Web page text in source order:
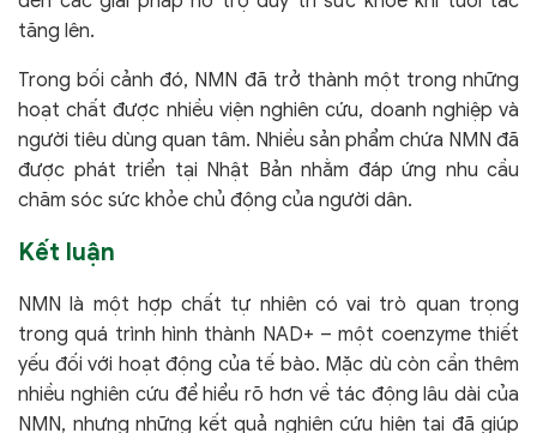
tăng lên.
Trong bối cảnh đó, NMN đã trở thành một trong những
hoạt chất được nhiều viện nghiên cứu, doanh nghiệp và
người tiêu dùng quan tâm. Nhiều sản phẩm chứa NMN đã
được phát triển tại Nhật Bản nhằm đáp ứng nhu cầu
chăm sóc sức khỏe chủ động của người dân.
Kết luận
NMN là một hợp chất tự nhiên có vai trò quan trọng
trong quá trình hình thành NAD+ – một coenzyme thiết
yếu đối với hoạt động của tế bào. Mặc dù còn cần thêm
nhiều nghiên cứu để hiểu rõ hơn về tác động lâu dài của
NMN, nhưng những kết quả nghiên cứu hiện tại đã giúp